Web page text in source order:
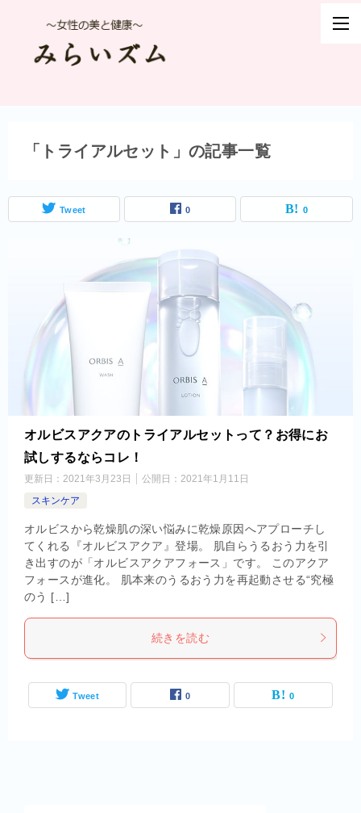
「トライアルセット」の記事一覧
Tweet 0 0
オルビスアクアのトライアルセットって？お得にお
試しするならコレ！
更新日： 2021年3月23日 公開日： 2021年1月11日
スキンケア
オルビスから乾燥肌の深い悩みに乾燥原因へアプローチし
てくれる『オルビスアクア』登場。 肌自らうるおう力を引
き出すのが「オルビスアクアフォース」です。 このアクア
フォースが進化。 肌本来のうるおう力を再起動させる“究極
のう […]
続きを読む
Tweet 0 0